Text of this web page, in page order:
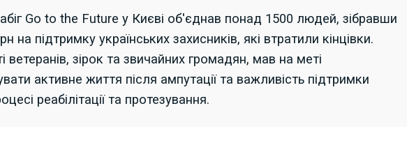
Go to the Future у Києві об'єднав понад 1500 людей, зібравши
на підтримку українських захисників, які втратили кінцівки.
ветеранів, зірок та звичайних громадян, мав на меті
активне життя після ампутації та важливість підтримки
реабілітації та протезування.